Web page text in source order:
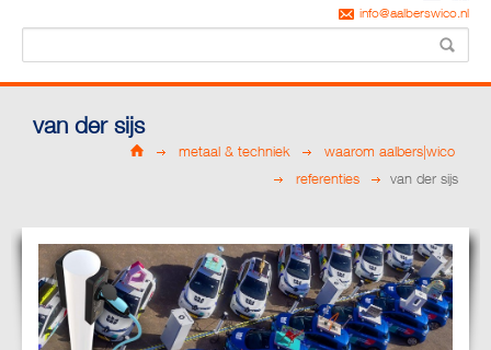
info@aalberswico.nl
van der sijs
metaal & techniek
waarom aalbers|wico
referenties
van der sijs